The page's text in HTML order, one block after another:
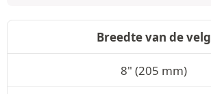
Breedte van de velg
8" (205 mm)